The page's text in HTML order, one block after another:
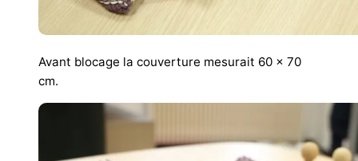
Avant blocage la couverture mesurait 60 x 70
cm.